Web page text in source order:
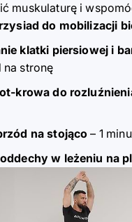
muskulaturę i
do mobilizacji
klatki piersiowej i
na stronę
krowa do
na stojąco – 1
oddechy w leżeniu na